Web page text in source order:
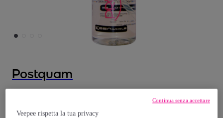
Postquam
Modello: Proterm 150 Ml.
Veepee rispetta la tua privacy
Continua senza accettare